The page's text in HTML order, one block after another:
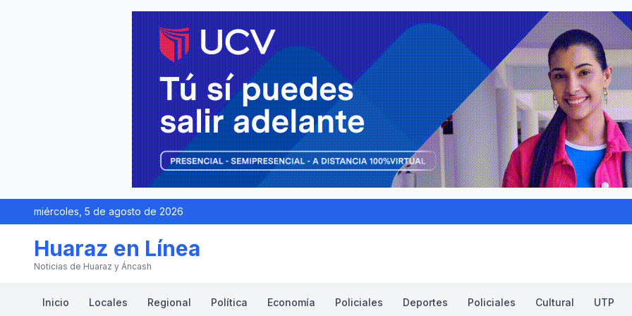
miércoles, 5 de agosto de 2026
Huaraz en Línea
Noticias de Huaraz y Áncash
Inicio Locales Regional Política Economía Policiales Deportes Policiales Cultural UTP